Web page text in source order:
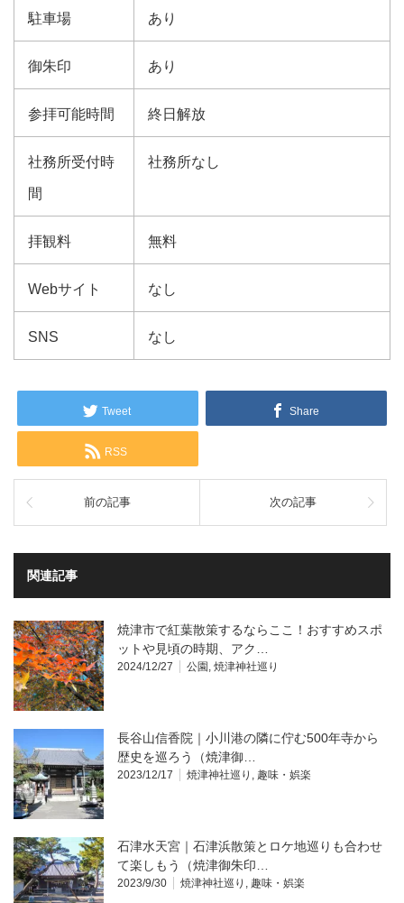
駐車場 あり
御朱印 あり
参拝可能時間 終日解放
社務所受付時
間
社務所なし
拝観料 無料
Webサイト なし
SNS なし
Tweet Share
RSS
前の記事 次の記事
関連記事
焼津市で紅葉散策するならここ！おすすめスポ
ットや見頃の時期、アク…
2024/12/27 公園 焼津神社巡り
長谷山信香院｜小川港の隣に佇む500年寺から
歴史を巡ろう（焼津御…
2023/12/17 焼津神社巡り 趣味・娯楽
石津水天宮｜石津浜散策とロケ地巡りも合わせ
て楽しもう（焼津御朱印…
2023/9/30 焼津神社巡り 趣味・娯楽